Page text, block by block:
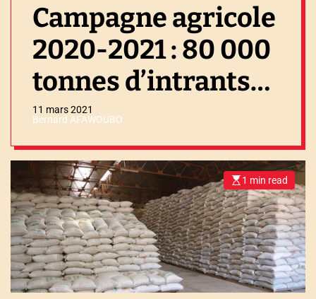
Campagne agricole
2020-2021 : 80 000
tonnes d’intrants
pour les
agriculteurs
11 mars 2021
Bernard AFAWOUBO
E
s
t
i
m
a
t
e
d
r
e
a
1 min read